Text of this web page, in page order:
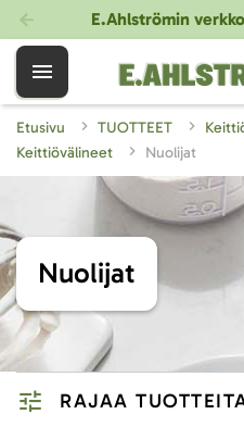
E.Ahlströmin
Etusivu TUOTTEET
Keittiövälineet
Nuolijat
Nuolijat
RAJAA